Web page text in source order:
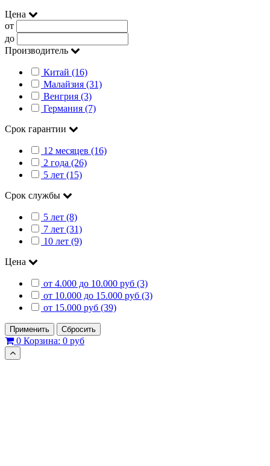
Цена
от
до
Производитель
Китай (16)
Малайзия (31)
Венгрия (3)
Германия (7)
Срок гарантии
12 месяцев (16)
2 года (26)
5 лет (15)
Срок службы
5 лет (8)
7 лет (31)
10 лет (9)
Цена
от 4.000 до 10.000 руб (3)
от 10.000 до 15.000 руб (3)
от 15.000 руб (39)
Применить Сбросить
0 Корзина: 0 руб